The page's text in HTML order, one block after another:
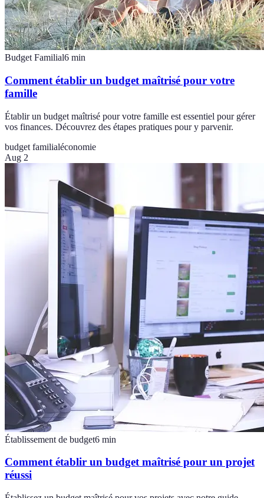
Budget Familial6 min
Comment établir un budget maîtrisé pour votre
famille
Établir un budget maîtrisé pour votre famille est essentiel pour gérer
vos finances. Découvrez des étapes pratiques pour y parvenir.
budget familialéconomie
Aug 2
Établissement de budget6 min
Comment établir un budget maîtrisé pour un projet
réussi